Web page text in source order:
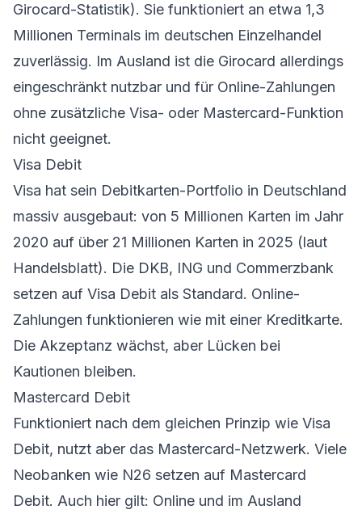
Girocard-Statistik). Sie funktioniert an etwa 1,3
Millionen Terminals im deutschen Einzelhandel
zuverlässig. Im Ausland ist die Girocard allerdings
eingeschränkt nutzbar und für Online-Zahlungen
ohne zusätzliche Visa- oder Mastercard-Funktion
nicht geeignet.
Visa Debit
Visa hat sein Debitkarten-Portfolio in Deutschland
massiv ausgebaut: von 5 Millionen Karten im Jahr
2020 auf über 21 Millionen Karten in 2025 (laut
Handelsblatt). Die DKB, ING und Commerzbank
setzen auf Visa Debit als Standard. Online-
Zahlungen funktionieren wie mit einer Kreditkarte.
Die Akzeptanz wächst, aber Lücken bei
Kautionen bleiben.
Mastercard Debit
Funktioniert nach dem gleichen Prinzip wie Visa
Debit, nutzt aber das Mastercard-Netzwerk. Viele
Neobanken wie N26 setzen auf Mastercard
Debit. Auch hier gilt: Online und im Ausland